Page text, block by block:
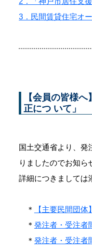
3．民間賃貸住宅オ
【会員の皆様
正につ いて」
国土交通省より、
りましたのでお知ら
詳細につきましては
＊
【主要民間団
＊ 発注者・受注者
＊ 発注者・受注者